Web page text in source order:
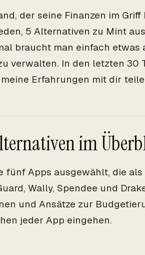
der seine Finanzen im
5 Alternativen zu Mint
braucht man einfach etwas
verwalten. In den letzten 30
Erfahrungen mit dir
im
fünf Apps ausgewählt, die
Wally, Spendee und
und Ansätze zur
jeder App eingehen.